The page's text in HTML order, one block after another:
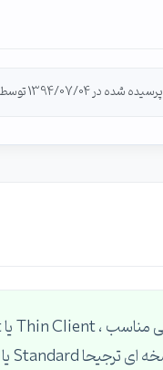
پرسیده شده در 1394/07/04 توسط